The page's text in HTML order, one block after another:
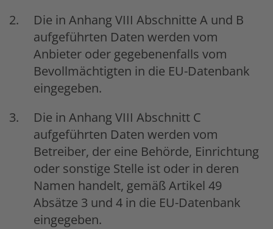
Die in Anhang VIII Abschnitte A und B
aufgeführten Daten werden vom
Anbieter oder gegebenenfalls vom
Bevollmächtigten in die EU-Datenbank
eingegeben.
Die in Anhang VIII Abschnitt C
aufgeführten Daten werden vom
Betreiber, der eine Behörde, Einrichtung
oder sonstige Stelle ist oder in deren
Namen handelt, gemäß Artikel 49
Absätze 3 und 4 in die EU-Datenbank
eingegeben.